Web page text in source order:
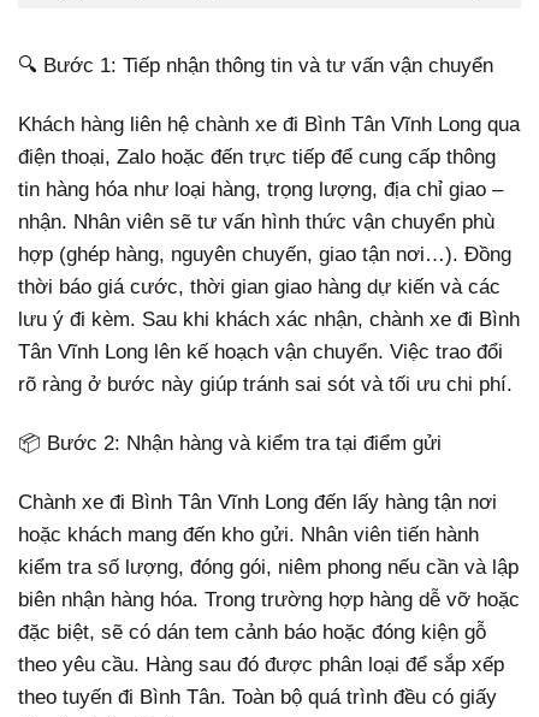
🔍 Bước 1: Tiếp nhận thông tin và tư vấn vận chuyển
Khách hàng liên hệ chành xe đi Bình Tân Vĩnh Long qua
điện thoại, Zalo hoặc đến trực tiếp để cung cấp thông
tin hàng hóa như loại hàng, trọng lượng, địa chỉ giao –
nhận. Nhân viên sẽ tư vấn hình thức vận chuyển phù
hợp (ghép hàng, nguyên chuyến, giao tận nơi…). Đồng
thời báo giá cước, thời gian giao hàng dự kiến và các
lưu ý đi kèm. Sau khi khách xác nhận, chành xe đi Bình
Tân Vĩnh Long lên kế hoạch vận chuyển. Việc trao đổi
rõ ràng ở bước này giúp tránh sai sót và tối ưu chi phí.
📦 Bước 2: Nhận hàng và kiểm tra tại điểm gửi
Chành xe đi Bình Tân Vĩnh Long đến lấy hàng tận nơi
hoặc khách mang đến kho gửi. Nhân viên tiến hành
kiểm tra số lượng, đóng gói, niêm phong nếu cần và lập
biên nhận hàng hóa. Trong trường hợp hàng dễ vỡ hoặc
đặc biệt, sẽ có dán tem cảnh báo hoặc đóng kiện gỗ
theo yêu cầu. Hàng sau đó được phân loại để sắp xếp
theo tuyến đi Bình Tân. Toàn bộ quá trình đều có giấy